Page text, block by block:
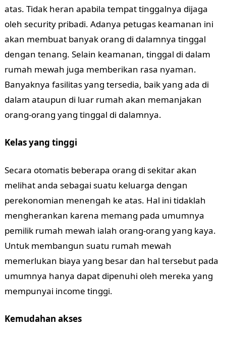
atas. Tidak heran apabila tempat tinggalnya dijaga
oleh security pribadi. Adanya petugas keamanan ini
akan membuat banyak orang di dalamnya tinggal
dengan tenang. Selain keamanan, tinggal di dalam
rumah mewah juga memberikan rasa nyaman.
Banyaknya fasilitas yang tersedia, baik yang ada di
dalam ataupun di luar rumah akan memanjakan
orang-orang yang tinggal di dalamnya.
Kelas yang tinggi
Secara otomatis beberapa orang di sekitar akan
melihat anda sebagai suatu keluarga dengan
perekonomian menengah ke atas. Hal ini tidaklah
mengherankan karena memang pada umumnya
pemilik rumah mewah ialah orang-orang yang kaya.
Untuk membangun suatu rumah mewah
memerlukan biaya yang besar dan hal tersebut pada
umumnya hanya dapat dipenuhi oleh mereka yang
mempunyai income tinggi.
Kemudahan akses